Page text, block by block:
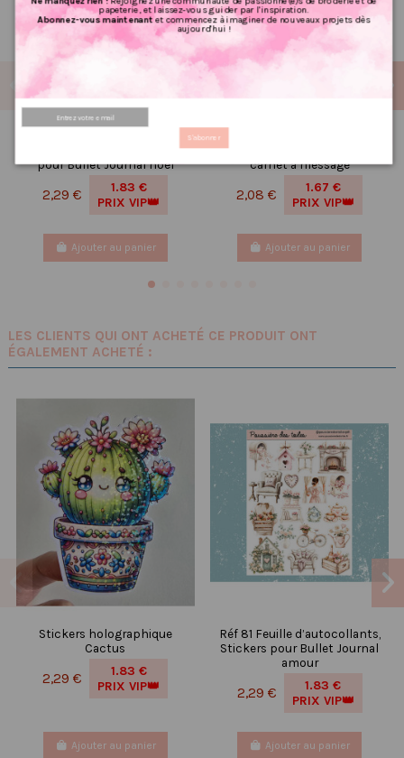
pour Bullet Journal noel
2,29 €
1.83 €
PRIX VIP👑
Ajouter au panier
organisation, petit carnet,
carnet à message
2,08 €
1.67 €
PRIX VIP👑
Ajouter au panier
LES CLIENTS QUI ONT ACHETÉ CE PRODUIT ONT
ÉGALEMENT ACHETÉ :
Stickers holographique
Cactus
2,29 €
1.83 €
PRIX VIP👑
Ajouter au panier
Réf 81 Feuille d’autocollants,
Stickers pour Bullet Journal
amour
2,29 €
1.83 €
PRIX VIP👑
Ajouter au panier
papeterie, et laissez-vous guider par l'inspiration.
Abonnez-vous maintenantet commencez à imaginer de nouveaux projets dès
aujourd'hui !
S'abonner